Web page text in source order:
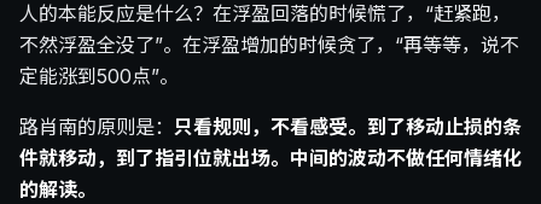
人的本能反应是什么？在浮盈回落的时候慌了，“赶紧跑，
不然浮盈全没了”。在浮盈增加的时候贪了，“再等等，说不
定能涨到500点”。
路肖南的原则是： 只看规则，不看感受。到了移动止损的条
件就移动，到了指引位就出场。中间的波动不做任何情绪化
的解读。